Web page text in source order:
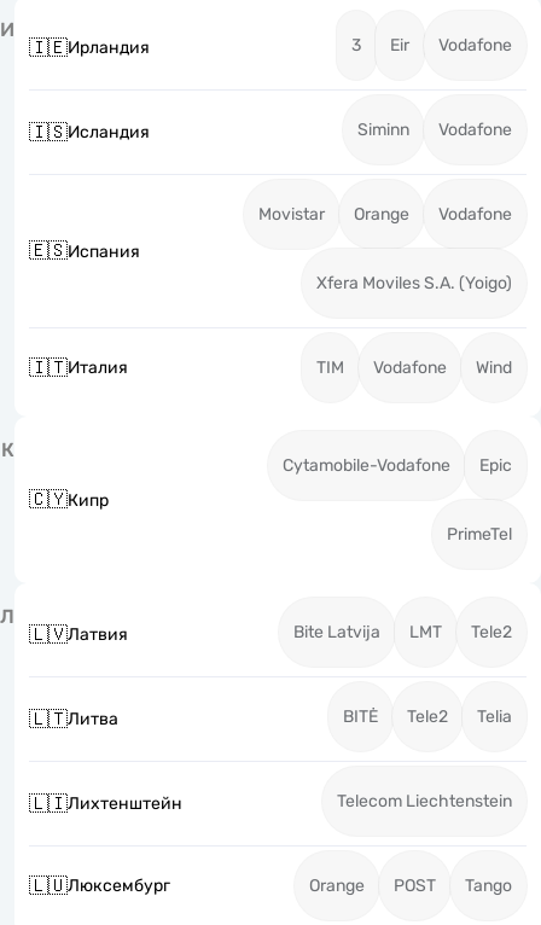
И
🇮🇪Ирландия 3 Eir Vodafone
🇮🇸Исландия Siminn Vodafone
🇪🇸Испания
Movistar Orange Vodafone
Xfera Moviles S.A. (Yoigo)
🇮🇹Италия TIM Vodafone Wind
К
🇨🇾Кипр
Cytamobile-Vodafone Epic
PrimeTel
Л
🇱🇻Латвия Bite Latvija LMT Tele2
🇱🇹Литва BITĖ Tele2 Telia
🇱🇮Лихтенштейн Telecom Liechtenstein
🇱🇺Люксембург Orange POST Tango